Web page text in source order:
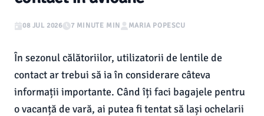
08 JUL 2026 7 MINUTE MIN MARIA POPESCU
În sezonul călătoriilor, utilizatorii de lentile de
contact ar trebui să ia în considerare câteva
informații importante. Când îți faci bagajele pentru
o vacanță de vară, ai putea fi tentat să lași ochelarii